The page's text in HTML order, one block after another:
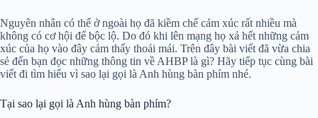
Nguyên nhân có thể ở ngoài họ đã kiềm chế cảm xúc rất nhiều mà
không có cơ hội để bộc lộ. Do đó khi lên mạng họ xả hết những cảm
xúc của họ vào đây cảm thấy thoải mái. Trên đây bài viết đã vừa chia
sẻ đến bạn đọc những thông tin về AHBP là gì? Hãy tiếp tục cùng bài
viết đi tìm hiểu vì sao lại gọi là Anh hùng bàn phím nhé.
Tại sao lại gọi là Anh hùng bàn phím?